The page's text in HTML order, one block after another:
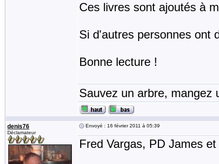
Ces livres sont ajoutés à
Si d'autres personnes ont
Bonne lecture !
Sauvez un arbre, mangez
denis76
Déclamateur
Envoyé : 16 février 2011 à 05:39
Fred Vargas, PD James